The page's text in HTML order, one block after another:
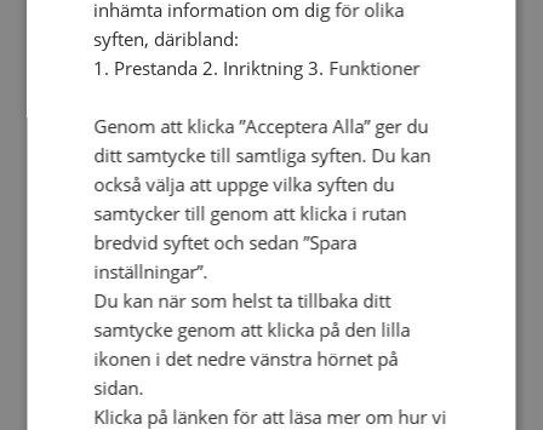
Bibel 2000 – Grön textil
TILL PRODUKTEN
Bibel 2000 – Röd konstskinn
inhämta information om dig för olika
syften, däribland:
1. Prestanda 2. Inriktning 3. Funktioner
Genom att klicka ”Acceptera Alla” ger du
ditt samtycke till samtliga syften. Du kan
också välja att uppge vilka syften du
samtycker till genom att klicka i rutan
bredvid syftet och sedan ”Spara
inställningar”.
Du kan när som helst ta tillbaka ditt
samtycke genom att klicka på den lilla
ikonen i det nedre vänstra hörnet på
sidan.
Klicka på länken för att läsa mer om hur vi